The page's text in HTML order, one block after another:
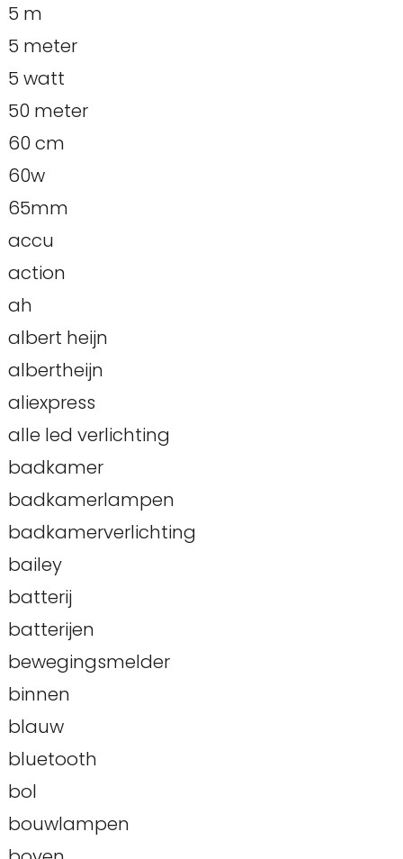
5 m
5 meter
5 watt
50 meter
60 cm
60w
65mm
accu
action
ah
albert heijn
albertheijn
aliexpress
alle led verlichting
badkamer
badkamerlampen
badkamerverlichting
bailey
batterij
batterijen
bewegingsmelder
binnen
blauw
bluetooth
bol
bouwlampen